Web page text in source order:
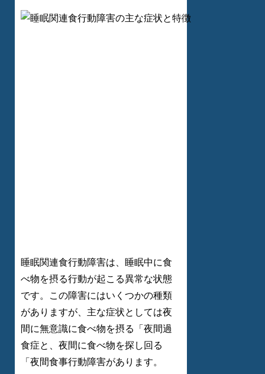
睡眠関連食行動障害は、睡眠中に食
べ物を摂る行動が起こる異常な状態
です。この障害にはいくつかの種類
がありますが、主な症状としては夜
間に無意識に食べ物を摂る「夜間過
食症と、夜間に食べ物を探し回る
「夜間食事行動障害があります。